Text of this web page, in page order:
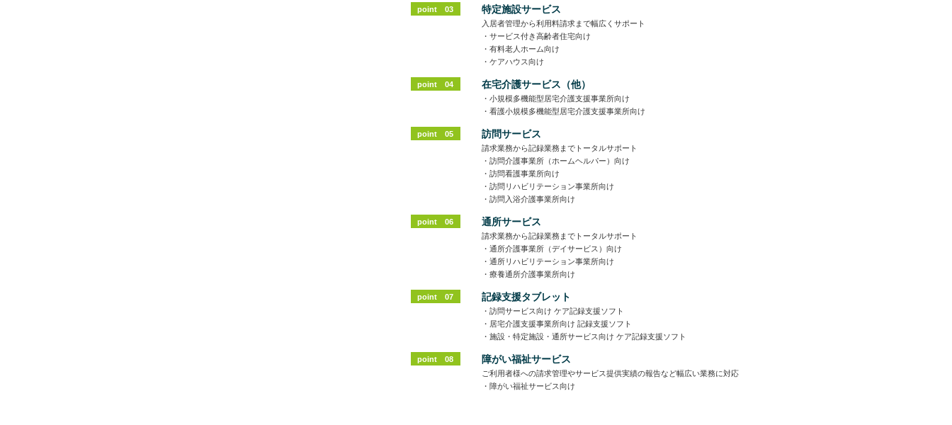
point 03 特定施設サービス
入居者管理から利用料請求まで幅広くサポート
・サービス付き高齢者住宅向け
・有料老人ホーム向け
・ケアハウス向け
point 04 在宅介護サービス（他）
・小規模多機能型居宅介護支援事業所向け
・看護小規模多機能型居宅介護支援事業所向け
point 05 訪問サービス
請求業務から記録業務までトータルサポート
・訪問介護事業所（ホームヘルパー）向け
・訪問看護事業所向け
・訪問リハビリテーション事業所向け
・訪問入浴介護事業所向け
point 06 通所サービス
請求業務から記録業務までトータルサポート
・通所介護事業所（デイサービス）向け
・通所リハビリテーション事業所向け
・療養通所介護事業所向け
point 07 記録支援タブレット
・訪問サービス向け ケア記録支援ソフト
・居宅介護支援事業所向け 記録支援ソフト
・施設・特定施設・通所サービス向け ケア記録支援ソフト
point 08 障がい福祉サービス
ご利用者様への請求管理やサービス提供実績の報告など幅広い業務に対応
・障がい福祉サービス向け